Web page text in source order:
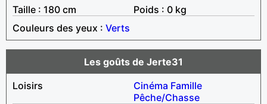
Taille : 180 cm
Poids : 0 kg
Couleurs des yeux : Verts
Les goûts de Jerte31
Loisirs
Cinéma Famille
Pêche/Chasse